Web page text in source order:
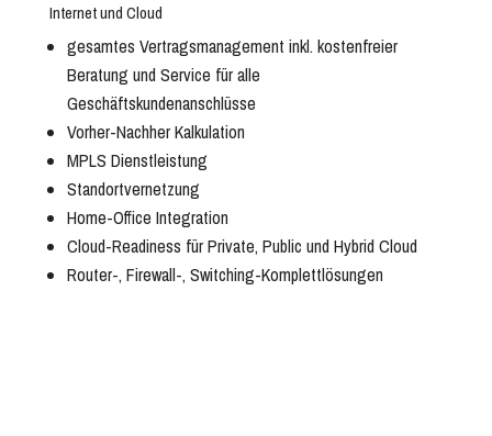
Internet und Cloud
gesamtes Vertragsmanagement inkl. kostenfreier
Beratung und Service für alle
Geschäftskundenanschlüsse
Vorher-Nachher Kalkulation
MPLS Dienstleistung
Standortvernetzung
Home-Office Integration
Cloud-Readiness für Private, Public und Hybrid Cloud
Router-, Firewall-, Switching-Komplettlösungen